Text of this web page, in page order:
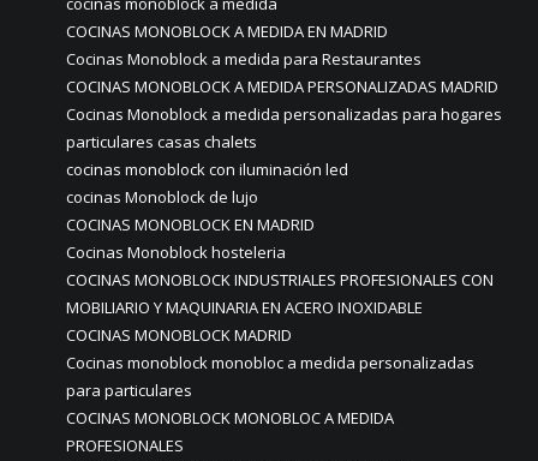
COCINAS MONOBLOCK A MEDIDA EN MADRID
Cocinas Monoblock a medida para Restaurantes
COCINAS MONOBLOCK A MEDIDA PERSONALIZADAS MADRID
Cocinas Monoblock a medida personalizadas para hogares
particulares casas chalets
cocinas monoblock con iluminación led
cocinas Monoblock de lujo
COCINAS MONOBLOCK EN MADRID
Cocinas Monoblock hosteleria
COCINAS MONOBLOCK INDUSTRIALES PROFESIONALES CON
MOBILIARIO Y MAQUINARIA EN ACERO INOXIDABLE
COCINAS MONOBLOCK MADRID
Cocinas monoblock monobloc a medida personalizadas
para particulares
COCINAS MONOBLOCK MONOBLOC A MEDIDA
PROFESIONALES